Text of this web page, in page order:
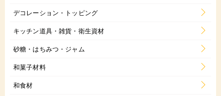
デコレーション・トッピング
キッチン道具・雑貨・衛生資材
砂糖・はちみつ・ジャム
和菓子材料
和食材